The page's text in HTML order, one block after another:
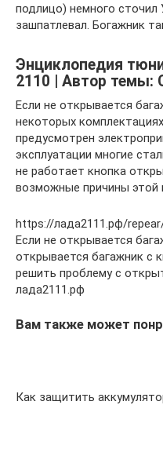
подлицо) немного
зашпатлевал. Богажник
Энциклопедия
2110 | Автор темы:
Если не открывается
некоторых
предусмотрен
эксплуатации многие
не работает кнопка
возможные причины этой
https://лада2111.рф/
Если не открывается
открывается багажник с
решить проблему с
лада2111.рф
Вам также может
Как защитить